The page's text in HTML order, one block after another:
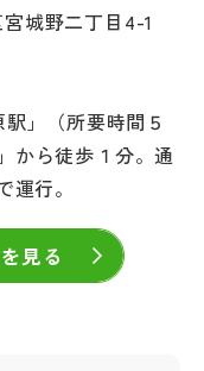
宮城野二丁目4-1
」（所要時間５
から徒歩１分。通
行。
見る